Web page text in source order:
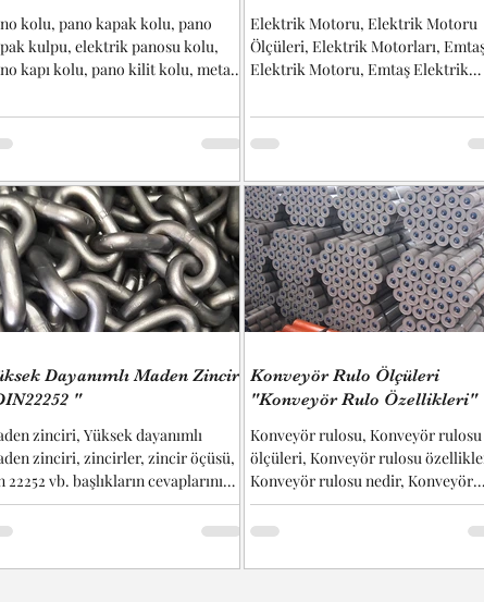
kolu, pano kapak kolu, pano
kulpu, elektrik panosu kolu,
kapı kolu, pano kilit kolu, metal
vb. başlıkların cevaplarını
Kullanılan kilit
kolaylaştırmak amacıyla
kulp montajı yapılmaktadır.
kulplar sayesinde kapaklar güvenli
şekilde tutulabilir ve kontrollü
açılıp kapatılabilir. Ergonomik
sayesinde operatör
ko
Elektrik Motoru, Elektrik Motoru
Ölçüleri, Elektrik Motorları,
Elektrik Motoru, Emtaş Elektrik
Dayanımlı Maden Zinciri
"
zinciri, Yüksek dayanımlı
zinciri, zincirler, zincir öçüsü,
22252 vb. başlıkların cevaplarını
DIN 22252...
Konveyör Rulo Ölçüleri
"Konveyör Rulo Özellikleri"
Konveyör rulosu, Konveyör rulosu
ölçüleri, Konveyör rulosu
Konveyör rulosu nedir, Konveyör
rulosu çapı, Konveyör rulosu...